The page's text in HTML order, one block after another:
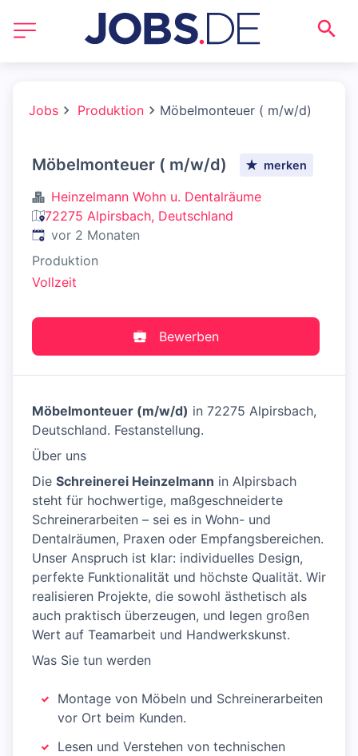
Jobs Produktion Möbelmonteuer ( m/w/d)
Möbelmonteuer ( m/w/d) merken
Heinzelmann Wohn u. Dentalräume
72275 Alpirsbach, Deutschland
Veröffentlicht:
vor 2 Monaten
Produktion
Vollzeit
Bewerben
Möbelmonteuer (m/w/d) in 72275 Alpirsbach,
Deutschland. Festanstellung.
Über uns
Die Schreinerei Heinzelmann in Alpirsbach
steht für hochwertige, maßgeschneiderte
Schreinerarbeiten – sei es in Wohn- und
Dentalräumen, Praxen oder Empfangsbereichen.
Unser Anspruch ist klar: individuelles Design,
perfekte Funktionalität und höchste Qualität. Wir
realisieren Projekte, die sowohl ästhetisch als
auch praktisch überzeugen, und legen großen
Wert auf Teamarbeit und Handwerkskunst.
Was Sie tun werden
Montage von Möbeln und Schreinerarbeiten
vor Ort beim Kunden.
Lesen und Verstehen von technischen